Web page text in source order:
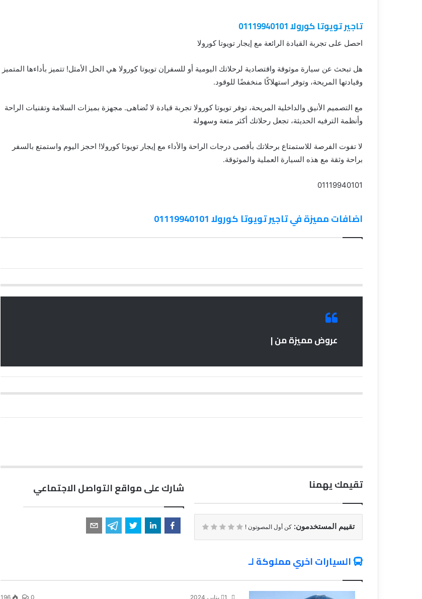
تاجير تويوتا كورولا 01119940101
احصل على تجربة القيادة الرائعة مع إيجار تويوتا كورولا
هل تبحث عن سيارة موثوقة واقتصادية لرحلاتك اليومية أو للسفرإن تويوتا كورولا هي الحل الأمثل! تتميز بأداءها المتميز
وقيادتها المريحة، وتوفر استهلاكًا منخفضًا للوقود.
مع التصميم الأنيق والداخلية المريحة، توفر تويوتا كورولا تجربة قيادة لا تُضاهى. مجهزة بميزات السلامة وتقنيات الراحة
وأنظمة الترفيه الحديثة، تجعل رحلاتك أكثر متعة وسهولة
لا تفوت الفرصة للاستمتاع برحلاتك بأقصى درجات الراحة والأداء مع إيجار تويوتا كورولا! احجز اليوم واستمتع بالسفر
براحة وثقة مع هذه السيارة العملية والموثوقة.
01119940101
اضافات مميزة في تاجير تويوتا كورولا 01119940101
عروض مميزة من |
تقيمك يهمنا
تقييم المستخدمون: كن أول المصوتون !
شارك على مواقع التواصل الاجتماعي
السيارات اخري مملوكة لـ
1 يناير، 2024 0
196